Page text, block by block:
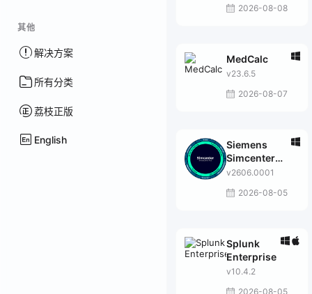
其他
解决方案
所有分类
荔枝正版
English
2026-08-08
MedCalc
v23.6.5
2026-08-07
Siemens
Simcenter
FEMAP with NX
v2606.0001
2026-08-05
Splunk
Enterprise
v10.4.2
2026-08-05